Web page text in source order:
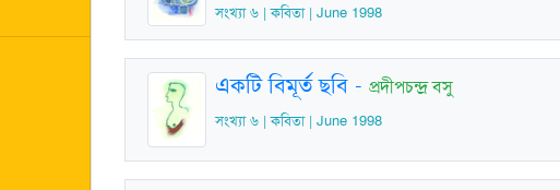
সংখ্যা ৬ | কবিতা | June 1998
একটি বিমূর্ত ছবি - প্রদীপচন্দ্র বসু
সংখ্যা ৬ | কবিতা | June 1998